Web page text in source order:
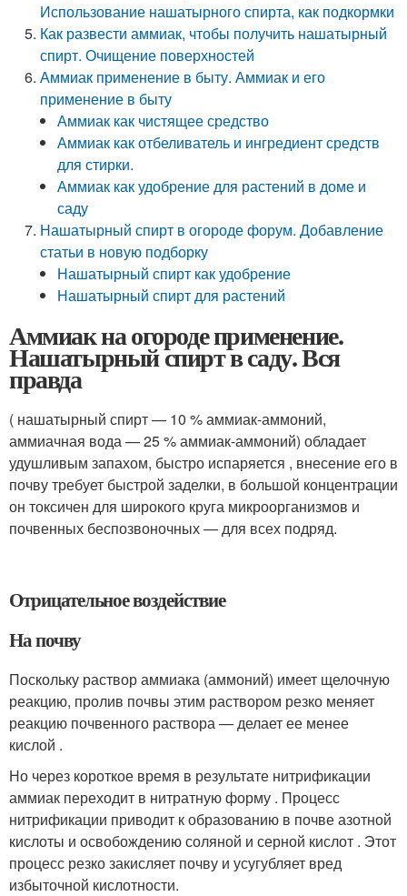
Использование нашатырного спирта, как подкормки
Как развести аммиак, чтобы получить нашатырный
спирт. Очищение поверхностей
Аммиак применение в быту. Аммиак и его
применение в быту
Аммиак как чистящее средство
Аммиак как отбеливатель и ингредиент средств
для стирки.
Аммиак как удобрение для растений в доме и
саду
Нашатырный спирт в огороде форум. Добавление
статьи в новую подборку
Нашатырный спирт как удобрение
Нашатырный спирт для растений
Аммиак на огороде применение.
Нашатырный спирт в саду. Вся
правда
( нашатырный спирт — 10 % аммиак-аммоний,
аммиачная вода — 25 % аммиак-аммоний) обладает
удушливым запахом, быстро испаряется , внесение его в
почву требует быстрой заделки, в большой концентрации
он токсичен для широкого круга микроорганизмов и
почвенных беспозвоночных — для всех подряд.
Отрицательное воздействие
На почву
Поскольку раствор аммиака (аммоний) имеет щелочную
реакцию, пролив почвы этим раствором резко меняет
реакцию почвенного раствора — делает ее менее
кислой .
Но через короткое время в результате нитрификации
аммиак переходит в нитратную форму . Процесс
нитрификации приводит к образованию в почве азотной
кислоты и освобождению соляной и серной кислот . Этот
процесс резко закисляет почву и усугубляет вред
избыточной кислотности.